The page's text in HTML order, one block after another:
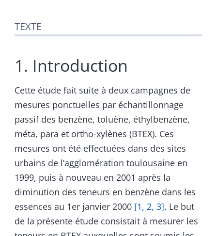
TEXTE
1. Introduction
Cette étude fait suite à deux campagnes de
mesures ponctuelles par échantillonnage
passif des benzène, toluène, éthylbenzène,
méta, para et ortho-xylènes (BTEX). Ces
mesures ont été effectuées dans des sites
urbains de l’agglomération toulousaine en
1999, puis à nouveau en 2001 après la
diminution des teneurs en benzène dans les
essences au 1er janvier 2000 [1, 2, 3]. Le but
de la présente étude consistait à mesurer les